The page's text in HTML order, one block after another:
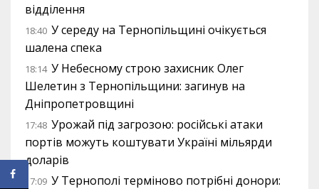
відділення
18:40 У середу на Тернопільщині очікується
шалена спека
18:14 У Небесному строю захисник Олег
Шелетин з Тернопільщини: загинув на
Дніпропетровщині
17:48 Урожай під загрозою: російські атаки
портів можуть коштувати Україні мільярди
доларів
17:09 У Тернополі терміново потрібні донори: